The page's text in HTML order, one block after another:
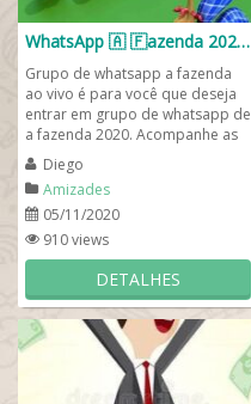
WhatsApp 🇦​ 🇫​azenda 2020 🤠🐔
Grupo de whatsapp a fazenda
ao vivo é para você que deseja
entrar em grupo de whatsapp de
a fazenda 2020. Acompanhe as
notícias que acabaram de sair
do r7 a...
Diego
Amizades
05/11/2020
910 views
DETALHES